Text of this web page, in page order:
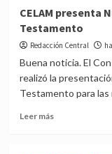
‘rapero’:
Se
convirtió
ante
Santísimo!
CELAM presenta
Testamento
Redacción Central
Buena noticia. El
realizó la
Testamento para las
Leer másRead